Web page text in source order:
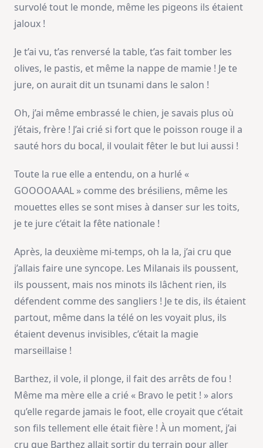
survolé tout le monde, même les pigeons ils étaient
jaloux !
Je t’ai vu, t’as renversé la table, t’as fait tomber les
olives, le pastis, et même la nappe de mamie ! Je te
jure, on aurait dit un tsunami dans le salon !
Oh, j’ai même embrassé le chien, je savais plus où
j’étais, frère ! J’ai crié si fort que le poisson rouge il a
sauté hors du bocal, il voulait fêter le but lui aussi !
Toute la rue elle a entendu, on a hurlé «
GOOOOAAAL » comme des brésiliens, même les
mouettes elles se sont mises à danser sur les toits,
je te jure c’était la fête nationale !
Après, la deuxième mi-temps, oh la la, j’ai cru que
j’allais faire une syncope. Les Milanais ils poussent,
ils poussent, mais nos minots ils lâchent rien, ils
défendent comme des sangliers ! Je te dis, ils étaient
partout, même dans la télé on les voyait plus, ils
étaient devenus invisibles, c’était la magie
marseillaise !
Barthez, il vole, il plonge, il fait des arrêts de fou !
Même ma mère elle a crié « Bravo le petit ! » alors
qu’elle regarde jamais le foot, elle croyait que c’était
son fils tellement elle était fière ! À un moment, j’ai
cru que Barthez allait sortir du terrain pour aller